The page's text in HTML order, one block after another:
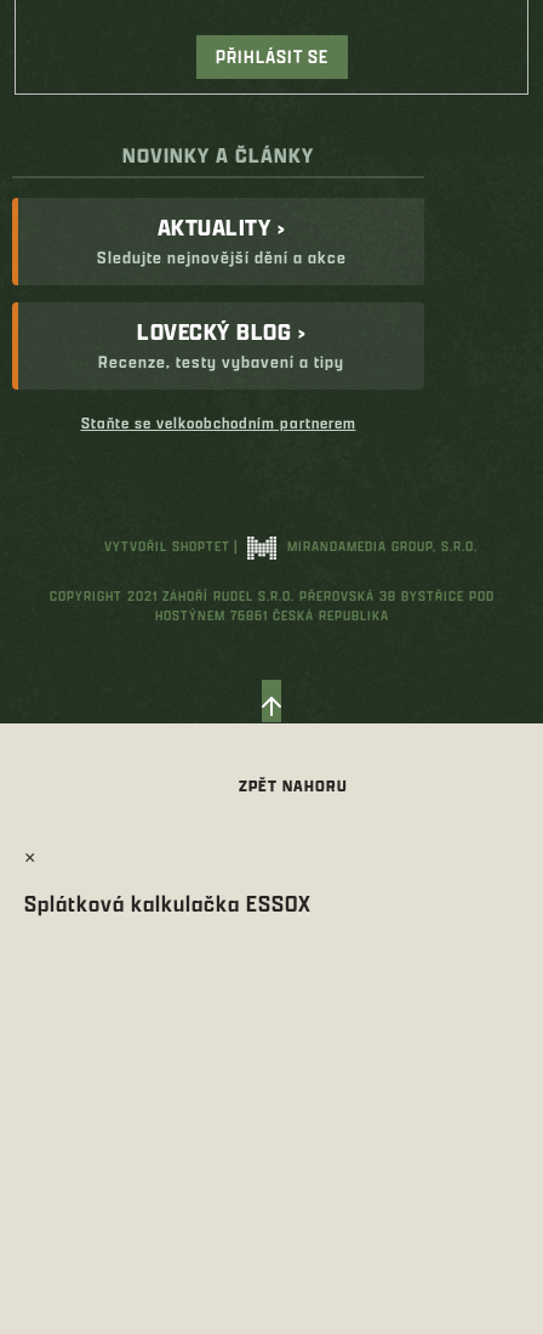
PŘIHLÁSIT SE
NOVINKY A ČLÁNKY
AKTUALITY ›
Sledujte nejnovější dění a akce
LOVECKÝ BLOG ›
Recenze, testy vybavení a tipy
Staňte se velkoobchodním partnerem
VYTVOŘIL SHOPTET | MIRANDAMEDIA GROUP, S.R.O.
COPYRIGHT 2021 ZÁHOŘÍ RUDEL S.R.O. PŘEROVSKÁ 38 BYSTŘICE POD
HOSTÝNEM 76861 ČESKÁ REPUBLIKA
×
Splátková kalkulačka ESSOX